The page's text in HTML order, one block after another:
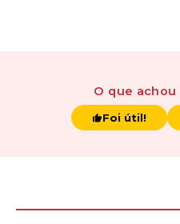
O que achou
Foi útil!